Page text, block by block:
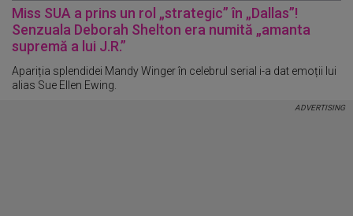
Miss SUA a prins un rol „strategic” în „Dallas”!
Senzuala Deborah Shelton era numită „amanta
supremă a lui J.R.”
Apariția splendidei Mandy Winger în celebrul serial i-a dat emoții lui
alias Sue Ellen Ewing.